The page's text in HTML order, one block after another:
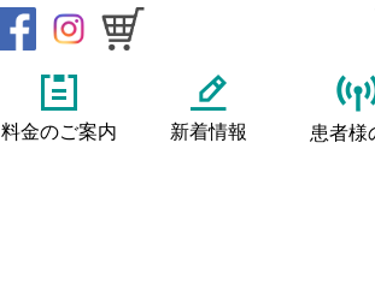
料金のご案内 新着情報 患者様